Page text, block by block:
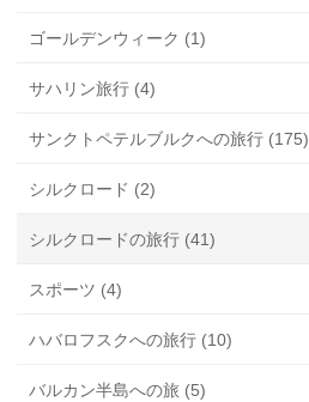
ゴールデンウィーク (1)
サハリン旅行 (4)
サンクトペテルブルクへの旅行 (175)
シルクロード (2)
シルクロードの旅行 (41)
スポーツ (4)
ハバロフスクへの旅行 (10)
バルカン半島への旅 (5)